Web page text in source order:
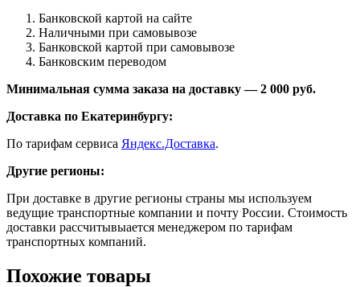
Банковской картой на сайте
Наличными при самовывозе
Банковской картой при самовывозе
Банковским переводом
Минимальная сумма заказа на доставку — 2 000 руб.
Доставка по Екатеринбургу:
По тарифам сервиса Яндекс.Доставка.
Другие регионы:
При доставке в другие регионы страны мы используем
ведущие транспортные компании и почту России. Стоимость
доставки рассчитывыается менеджером по тарифам
транспортных компаний.
Похожие товары